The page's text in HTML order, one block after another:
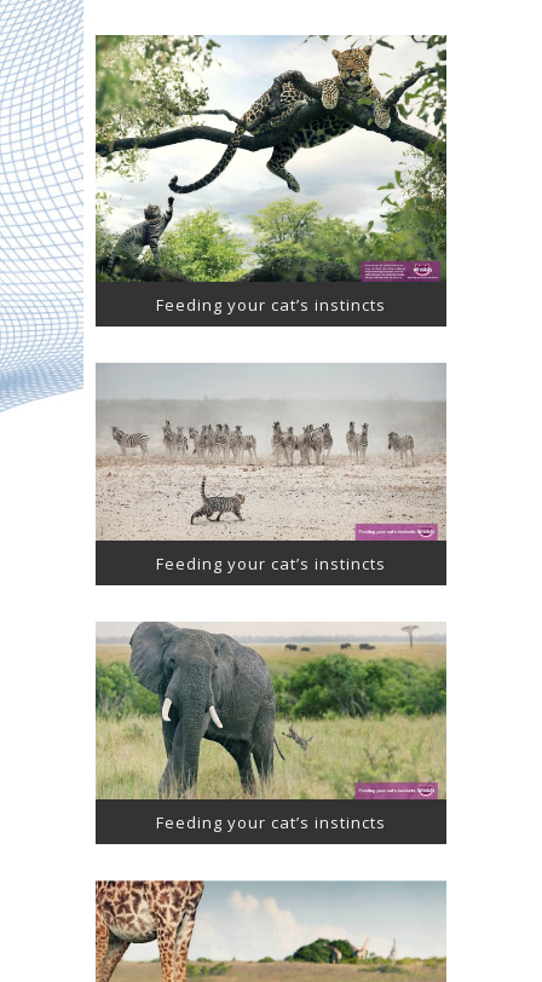
Feeding your cat’s instincts
Feeding your cat’s instincts
Feeding your cat’s instincts